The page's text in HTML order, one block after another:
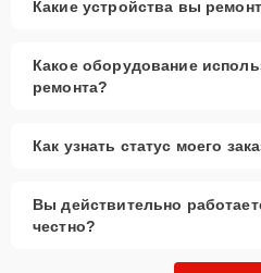
Какие устройства вы
Какое оборудование
ремонта?
Как узнать статус моего
Вы действительно
честно?